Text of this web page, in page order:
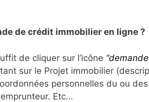
de crédit immobilier en ligne ?
de cliquer sur l’icône
sur le Projet immobilier
personnelles du ou
Etc…